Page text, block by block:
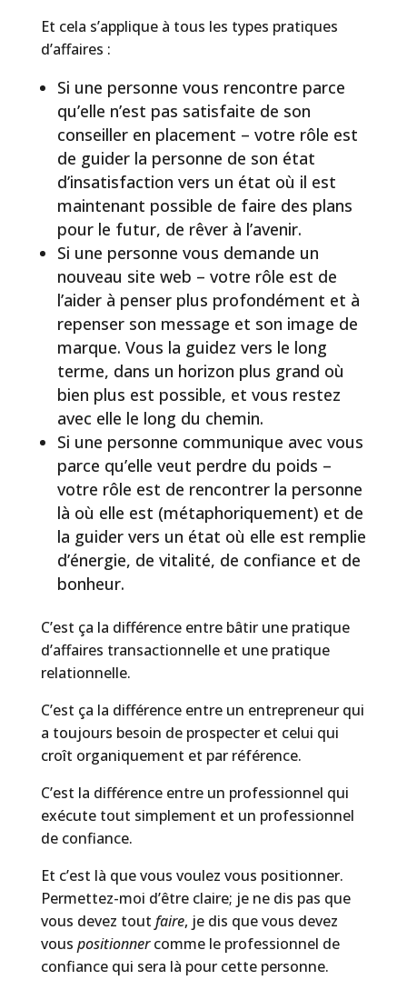
Et cela s’applique à tous les types pratiques
d’affaires :
Si une personne vous rencontre parce
qu’elle n’est pas satisfaite de son
conseiller en placement – votre rôle est
de guider la personne de son état
d’insatisfaction vers un état où il est
maintenant possible de faire des plans
pour le futur, de rêver à l’avenir.
Si une personne vous demande un
nouveau site web – votre rôle est de
l’aider à penser plus profondément et à
repenser son message et son image de
marque. Vous la guidez vers le long
terme, dans un horizon plus grand où
bien plus est possible, et vous restez
avec elle le long du chemin.
Si une personne communique avec vous
parce qu’elle veut perdre du poids –
votre rôle est de rencontrer la personne
là où elle est (métaphoriquement) et de
la guider vers un état où elle est remplie
d’énergie, de vitalité, de confiance et de
bonheur.
C’est ça la différence entre bâtir une pratique
d’affaires transactionnelle et une pratique
relationnelle.
C’est ça la différence entre un entrepreneur qui
a toujours besoin de prospecter et celui qui
croît organiquement et par référence.
C’est la différence entre un professionnel qui
exécute tout simplement et un professionnel
de confiance.
Et c’est là que vous voulez vous positionner.
Permettez-moi d’être claire; je ne dis pas que
vous devez tout faire, je dis que vous devez
vous positionnercomme le professionnel de
confiance qui sera là pour cette personne.